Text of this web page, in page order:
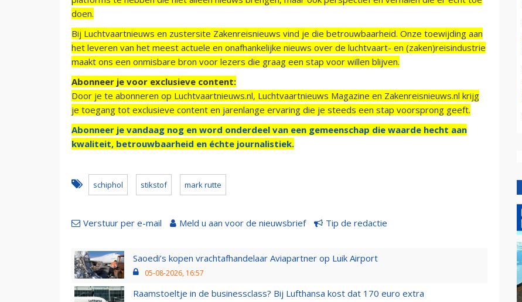
doen.
Bij Luchtvaartnieuws en zustersite Zakenreisnieuws vind je die betrouwbaarheid. Onze toewijding aan
het leveren van het meest actuele en onafhankelijke nieuws over de luchtvaart- en (zaken)reisindustrie
maakt ons een onmisbare bron voor lezers die graag een stap voor willen blijven.
Abonneer je voor exclusieve content:
Door je te abonneren op Luchtvaartnieuws.nl, Luchtvaartnieuws Magazine en Zakenreisnieuws.nl krijg
je toegang tot exclusieve content en jarenlange ervaring die je steeds een stap voorsprong geeft.
Abonneer je vandaag nog en word onderdeel van een gemeenschap die waarde hecht aan
kwaliteit, betrouwbaarheid en échte journalistiek.
schiphol stikstof mark rutte
Verstuur per e-mail Meld u aan voor de nieuwsbrief Tip de redactie
Saoedi’s kopen vrachtafhandelaar Aviapartner op Luik Airport
05-08-2026, 16:57
Raamstoeltje in de businessclass? Bij Lufthansa kost dat 170 euro extra